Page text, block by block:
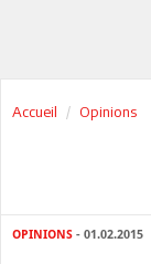
Accueil Opinions
OPINIONS - 01.02.2015